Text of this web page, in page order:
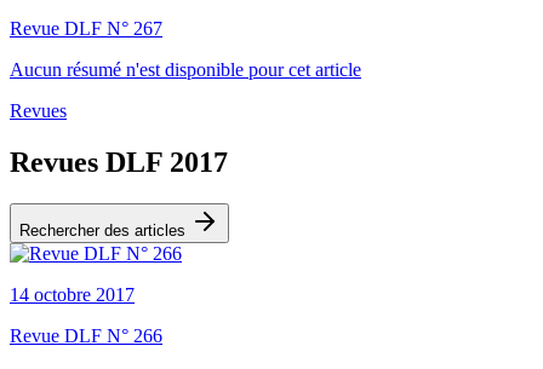
Revue DLF N° 267
Aucun résumé n'est disponible pour cet article
Revues
Revues DLF 2017
Rechercher des articles
14 octobre 2017
Revue DLF N° 266